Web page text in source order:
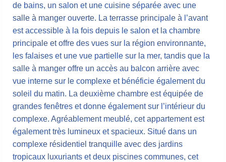
de bains, un salon et une cuisine séparée avec une
salle à manger ouverte. La terrasse principale à l’avant
est accessible à la fois depuis le salon et la chambre
principale et offre des vues sur la région environnante,
les falaises et une vue partielle sur la mer, tandis que la
salle à manger offre un accès au balcon arrière avec
vue interne sur le complexe et bénéficie également du
soleil du matin. La deuxième chambre est équipée de
grandes fenêtres et donne également sur l’intérieur du
complexe. Agréablement meublé, cet appartement est
également très lumineux et spacieux. Situé dans un
complexe résidentiel tranquille avec des jardins
tropicaux luxuriants et deux piscines communes, cet